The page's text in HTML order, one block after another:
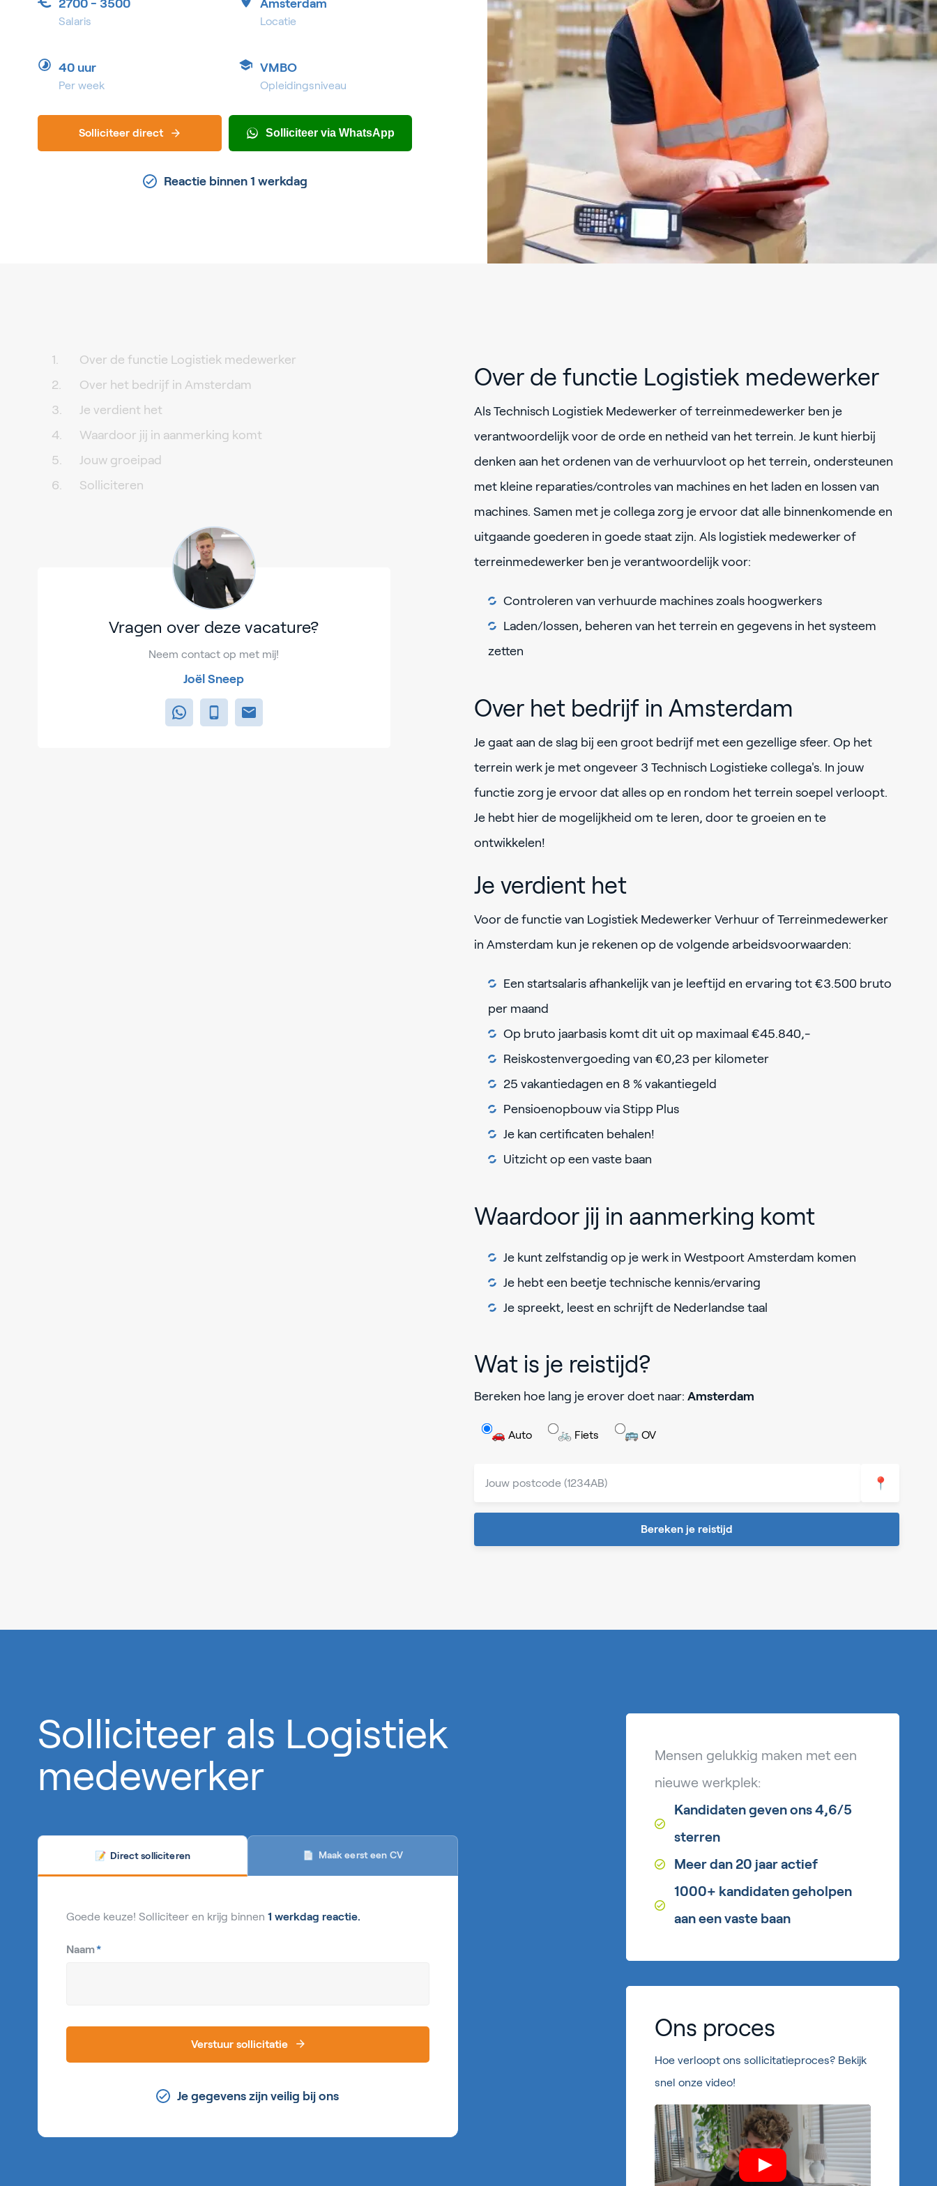
2700 - 3500
Salaris
Amsterdam
Locatie
40 uur
Per week
VMBO
Opleidingsniveau
Solliciteer direct Solliciteer via WhatsApp
Reactie binnen 1 werkdag
Over de functie Logistiek medewerker
Over het bedrijf in Amsterdam
Je verdient het
Waardoor jij in aanmerking komt
Jouw groeipad
Solliciteren
Vragen over deze vacature?
Neem contact op met mij!
Joël Sneep
Over de functie Logistiek medewerker
Als Technisch Logistiek Medewerker of terreinmedewerker ben je
verantwoordelijk voor de orde en netheid van het terrein. Je kunt hierbij
denken aan het ordenen van de verhuurvloot op het terrein, ondersteunen
met kleine reparaties/controles van machines en het laden en lossen van
machines. Samen met je collega zorg je ervoor dat alle binnenkomende en
uitgaande goederen in goede staat zijn. Als logistiek medewerker of
terreinmedewerker ben je verantwoordelijk voor:
Controleren van verhuurde machines zoals hoogwerkers
Laden/lossen, beheren van het terrein en gegevens in het systeem
zetten
Over het bedrijf in Amsterdam
Je gaat aan de slag bij een groot bedrijf met een gezellige sfeer. Op het
terrein werk je met ongeveer 3 Technisch Logistieke collega's. In jouw
functie zorg je ervoor dat alles op en rondom het terrein soepel verloopt.
Je hebt hier de mogelijkheid om te leren, door te groeien en te
ontwikkelen!
Je verdient het
Voor de functie van Logistiek Medewerker Verhuur of Terreinmedewerker
in Amsterdam kun je rekenen op de volgende arbeidsvoorwaarden:
Een startsalaris afhankelijk van je leeftijd en ervaring tot €3.500 bruto
per maand
Op bruto jaarbasis komt dit uit op maximaal €45.840,-
Reiskostenvergoeding van €0,23 per kilometer
25 vakantiedagen en 8 % vakantiegeld
Pensioenopbouw via Stipp Plus
Je kan certificaten behalen!
Uitzicht op een vaste baan
Waardoor jij in aanmerking komt
Je kunt zelfstandig op je werk in Westpoort Amsterdam komen
Je hebt een beetje technische kennis/ervaring
Je spreekt, leest en schrijft de Nederlandse taal
Wat is je reistijd?
Bereken hoe lang je erover doet naar: Amsterdam
🚗 Auto 🚲 Fiets 🚌 OV
📍
Bereken je reistijd
Solliciteer als Logistiek
medewerker
📝 Direct solliciteren 📄 Maak eerst een CV
Goede keuze! Solliciteer en krijg binnen 1 werkdag reactie.
Naam*
Verstuur sollicitatie
Je gegevens zijn veilig bij ons
Mensen gelukkig maken met een
nieuwe werkplek:
Kandidaten geven ons 4,6/5
sterren
Meer dan 20 jaar actief
1000+ kandidaten geholpen
aan een vaste baan
Ons proces
Hoe verloopt ons sollicitatieproces? Bekijk
snel onze video!